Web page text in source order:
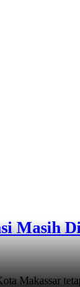
Masih
Makassar